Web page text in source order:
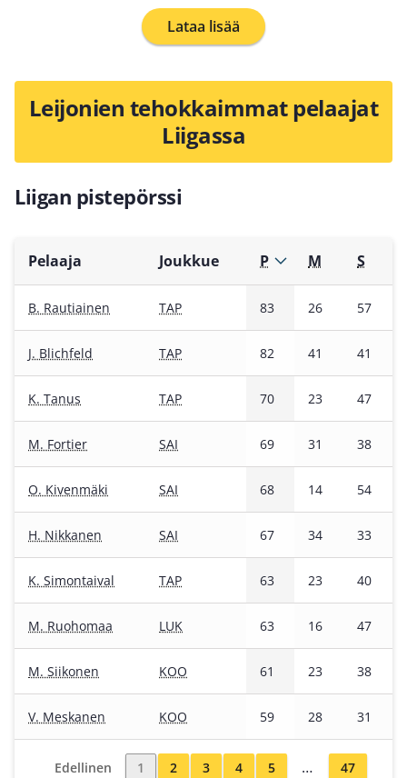
Lataa lisää
Leijonien tehokkaimmat pelaajat
Liigassa
Liigan pistepörssi
Pelaaja Joukkue P M S
B. Rautiainen TAP 83 26 57
J. Blichfeld TAP 82 41 41
K. Tanus TAP 70 23 47
M. Fortier SAI 69 31 38
O. Kivenmäki SAI 68 14 54
H. Nikkanen SAI 67 34 33
K. Simontaival TAP 63 23 40
M. Ruohomaa LUK 63 16 47
M. Siikonen KOO 61 23 38
V. Meskanen KOO 59 28 31
Edellinen 1 2 3 4 5 …
47